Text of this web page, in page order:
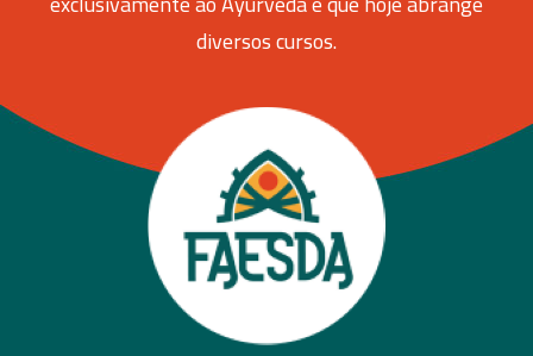
diversos cursos.